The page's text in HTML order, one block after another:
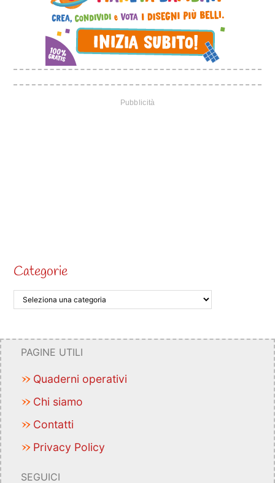
Categorie
PAGINE UTILI
Quaderni operativi
Chi siamo
Contatti
Privacy Policy
SEGUICI